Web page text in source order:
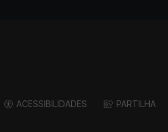
ACESSIBILIDADES PARTILHA